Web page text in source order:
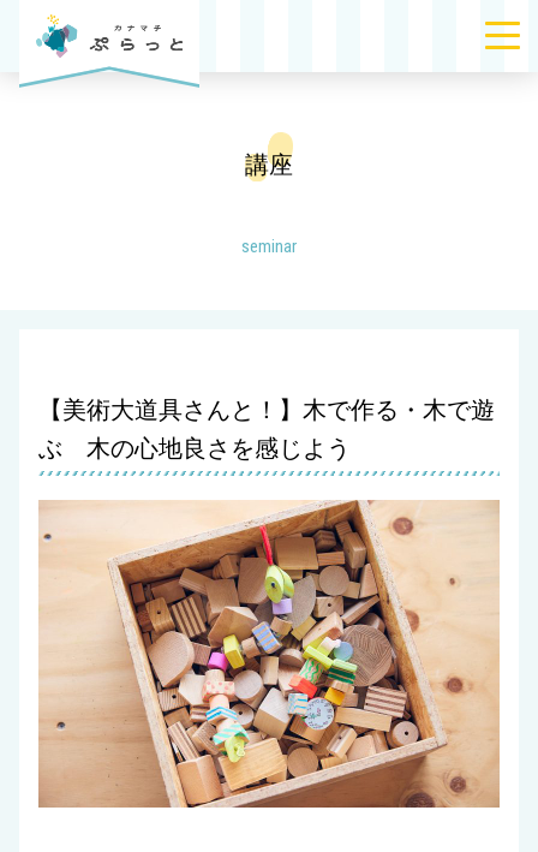
講座
seminar
【美術大道具さんと！】木で作る・木で遊
ぶ 木の心地良さを感じよう